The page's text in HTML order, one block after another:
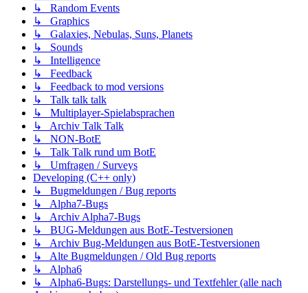
↳ Random Events
↳ Graphics
↳ Galaxies, Nebulas, Suns, Planets
↳ Sounds
↳ Intelligence
↳ Feedback
↳ Feedback to mod versions
↳ Talk talk talk
↳ Multiplayer-Spielabsprachen
↳ Archiv Talk Talk
↳ NON-BotE
↳ Talk Talk rund um BotE
↳ Umfragen / Surveys
Developing (C++ only)
↳ Bugmeldungen / Bug reports
↳ Alpha7-Bugs
↳ Archiv Alpha7-Bugs
↳ BUG-Meldungen aus BotE-Testversionen
↳ Archiv Bug-Meldungen aus BotE-Testversionen
↳ Alte Bugmeldungen / Old Bug reports
↳ Alpha6
↳ Alpha6-Bugs: Darstellungs- und Textfehler (alle nach